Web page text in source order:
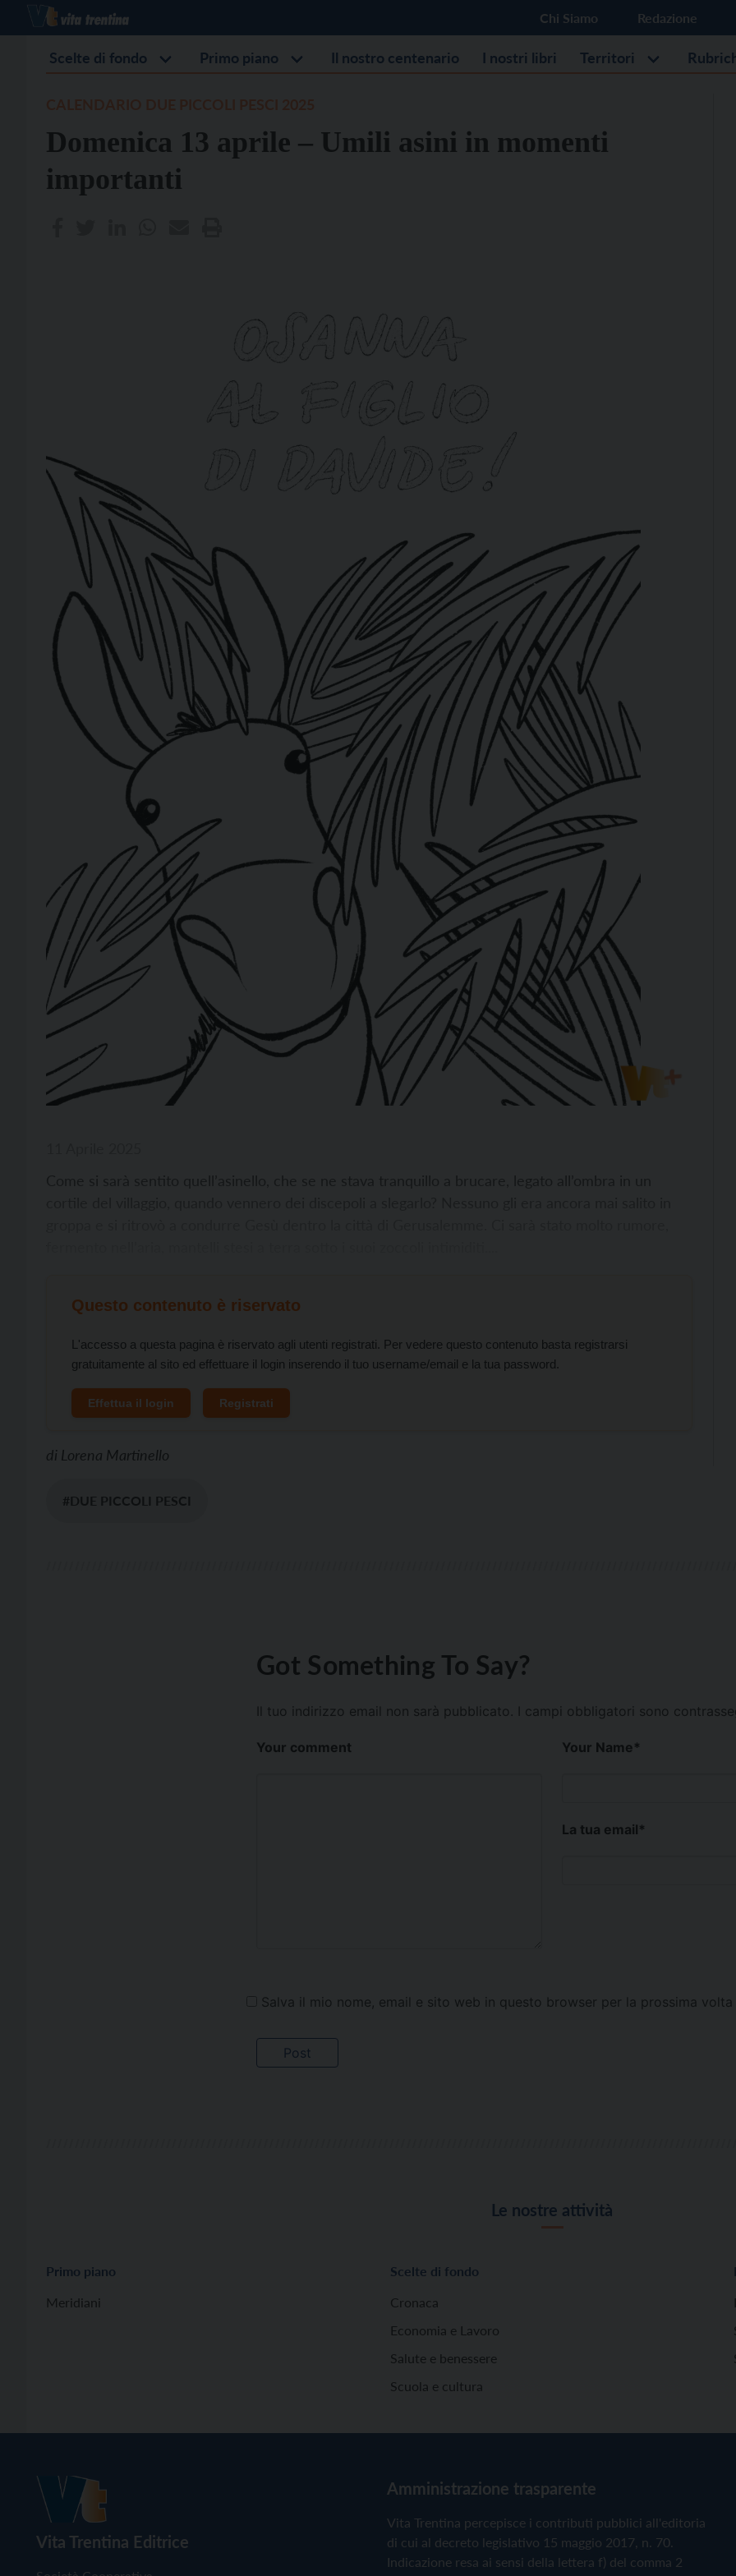
Chi Siamo Redazione
Scelte di fondo Primo piano Il nostro centenario I nostri libri Territori
Domenica 13 aprile – Umili asini in momenti
importanti
Questo contenuto è riservato
L'accesso a questa pagina è riservato agli utenti registrati. Per vedere questo contenuto basta registrarsi
gratuitamente al sito ed effettuare il login inserendo il tuo username/email e la tua password.
Effettua il login Registrati
di Lorena Martinello
#DUE PICCOLI PESCI
Got Something To Say?
Il tuo indirizzo email non sarà pubblicato. I campi obbligatori sono
Your comment Your Name*
La tua email*
Salva il mio nome, email e sito web in questo browser per la prossima
Le nostre attività
Primo piano
Meridiani
Scelte di fondo
Cronaca
Economia e Lavoro
Salute e benessere
Scuola e cultura
Vita Trentina Editrice
Amministrazione trasparente
Vita Trentina percepisce i contributi pubblici all'editoria
di cui al decreto legislativo 15 maggio 2017, n. 70.
Indicazione resa ai sensi della lettera f) del comma 2